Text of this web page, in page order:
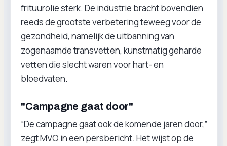
frituurolie sterk. De industrie bracht bovendien
reeds de grootste verbetering teweeg voor de
gezondheid, namelijk de uitbanning van
zogenaamde transvetten, kunstmatig geharde
vetten die slecht waren voor hart- en
bloedvaten.
"Campagne gaat door"
“De campagne gaat ook de komende jaren door,”
zegt MVO in een persbericht. Het wijst op de